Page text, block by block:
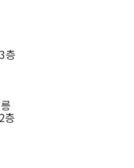
층
층